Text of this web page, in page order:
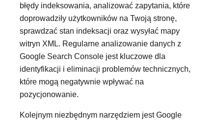
błędy indeksowania, analizować zapytania, które
doprowadziły użytkowników na Twoją stronę,
sprawdzać stan indeksacji oraz wysyłać mapy
witryn XML. Regularne analizowanie danych z
Google Search Console jest kluczowe dla
identyfikacji i eliminacji problemów technicznych,
które mogą negatywnie wpływać na
pozycjonowanie.
Kolejnym niezbędnym narzędziem jest Google